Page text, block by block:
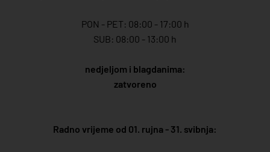
PON - PET: 08:00 - 17:00 h
SUB: 08:00 - 13:00 h
nedjeljom i blagdanima:
zatvoreno
Radno vrijeme od 01. rujna - 31. svibnja: